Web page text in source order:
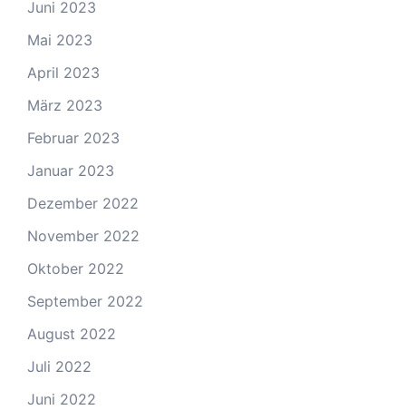
Juni 2023
Mai 2023
April 2023
März 2023
Februar 2023
Januar 2023
Dezember 2022
November 2022
Oktober 2022
September 2022
August 2022
Juli 2022
Juni 2022